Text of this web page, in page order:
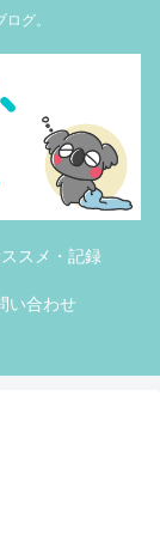
グ。
スメ・記録
い合わせ